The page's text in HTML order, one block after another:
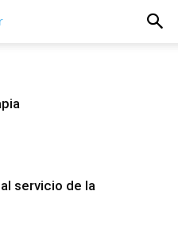
servicio de la